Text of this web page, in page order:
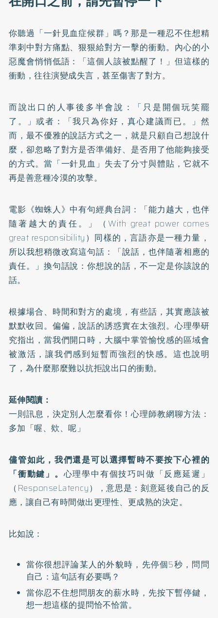
你聽過「一針見血症候群」嗎？那是一種忍不住想精
準刺中對方痛點、狠狠給對方一擊的衝動。內心的小
惡魔會悄悄低語：「這個人該被點醒了！」但這樣的
衝動，往往演變成失言，甚至傷害了對方。
而說出口的人事後多半會說：「只是開個玩笑罷
了。」或者：「我只為你好，真心建議而已。」然
而，最不優雅的說話方式之一，就是只顧自己想說什
麼，卻忽略了對方是否準備好、是否用了他能夠接受
的方式。當「一針見血」失去了分寸與體貼，它就不
再是善意種冷漠的攻擊。
電影《蜘蛛人》中有句經典台詞：「能力越大，也伴
隨著越大的責任。」（With great power comes
great responsibility）同樣的，言語亦是一種力量，
所以我想稍微改寫這句話：「說話，也伴隨著相應的
責任。」換句話說：你想說的話，不一定是你該說的
話。
根據場合、時間和對方的處境，有些話，其實應該被
默默收回。偏偏，說話的誘惑實在太強烈。心理學研
究指出，當我們開口時，大腦中掌管愉悅感的區域會
被激活，讓我們感到短暫而強烈的快感。這也說明
了，為什麼那麼難以抗拒說出口的衝動。
延伸閱讀：
一則訊息，決定別人怎麼看你！心理師教網聊方法：
多加「喔、欸、呢」
儘管如此，我們還是可以選擇暫時不要按下心裡的
「衝動鍵」。心理學中有個技巧叫做「反應延遲」
（ResponseLatency），意思是：刻意延後自己的反
應，讓自己有時間做出更理性、更成熟的決定。
比如說：
當你很想評論某人的外貌時，先停個5秒，問問
自己：這句話有必要嗎？
當你忍不住想問朋友的薪水時，先按下暫停鍵，
想一想這樣的提問恰不恰當。